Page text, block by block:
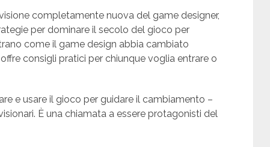
completamente nuova del game designer,
per dominare il secolo del gioco per
come il game design abbia cambiato
consigli pratici per chiunque voglia entrare o
e usare il gioco per guidare il cambiamento –
È una chiamata a essere protagonisti del